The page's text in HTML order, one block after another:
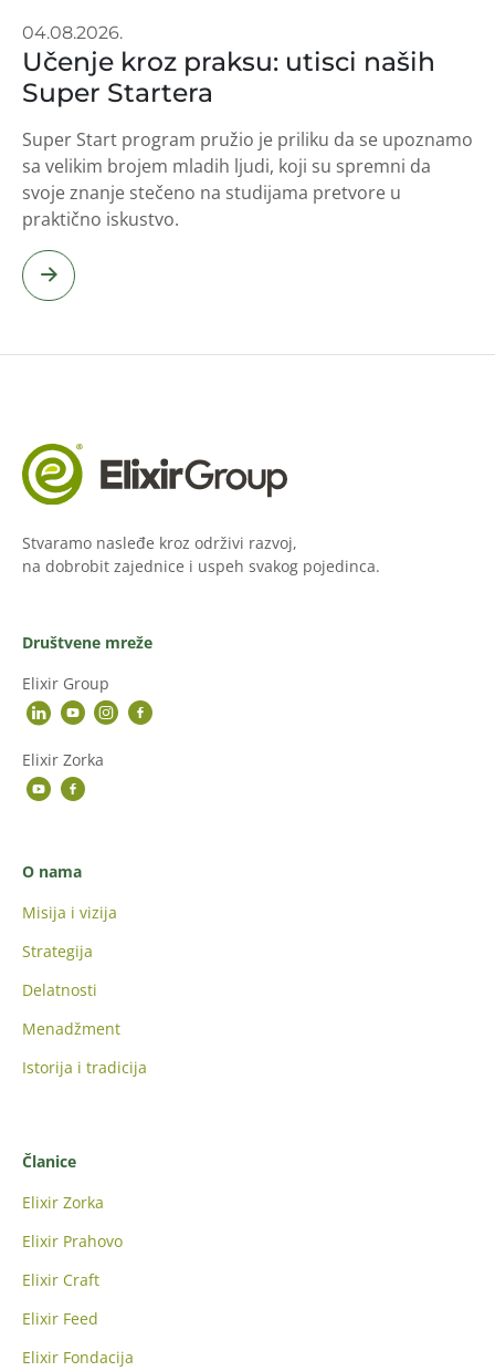
04.08.2026.
Učenje kroz praksu: utisci naših
Super Startera
Super Start program pružio je priliku da se upoznamo
sa velikim brojem mladih ljudi, koji su spremni da
svoje znanje stečeno na studijama pretvore u
praktično iskustvo.
Stvaramo nasleđe kroz održivi razvoj,
na dobrobit zajednice i uspeh svakog pojedinca.
Društvene mreže
Elixir Group
Elixir Zorka
O nama
Misija i vizija
Strategija
Delatnosti
Menadžment
Istorija i tradicija
Članice
Elixir Zorka
Elixir Prahovo
Elixir Craft
Elixir Feed
Elixir Fondacija